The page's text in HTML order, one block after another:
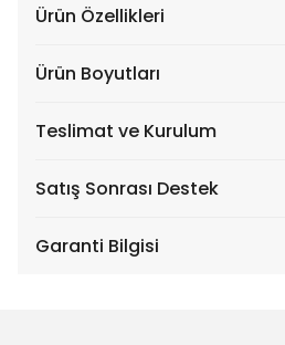
Ürün Özellikleri
Ürün Boyutları
Teslimat ve Kurulum
Satış Sonrası Destek
Garanti Bilgisi